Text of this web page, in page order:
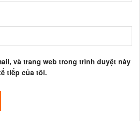
và trang web trong trình duyệt này
tiếp của tôi.